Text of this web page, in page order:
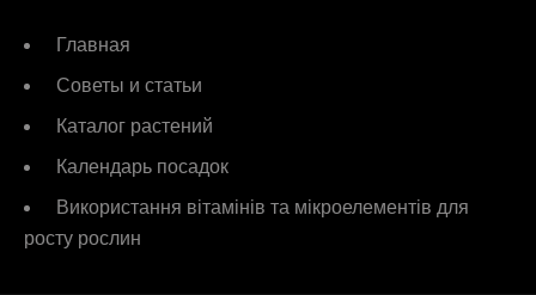
Главная
Советы и статьи
Каталог растений
Календарь посадок
Використання вітамінів та мікроелементів для
росту рослин